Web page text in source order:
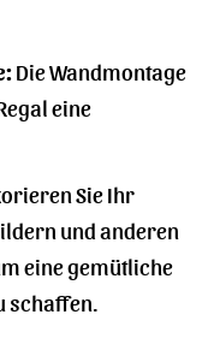
Die Wandmontage
eine
Sie Ihr
und anderen
eine gemütliche
schaffen.